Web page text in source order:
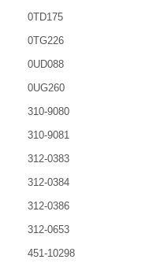
0TD175
0TG226
0UD088
0UG260
310-9080
310-9081
312-0383
312-0384
312-0386
312-0653
451-10298